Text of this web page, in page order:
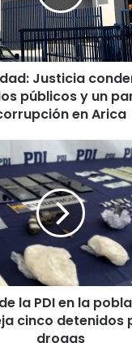
Justicia
públicos y un
en Arica
la PDI en la
cinco detenidos
drogas